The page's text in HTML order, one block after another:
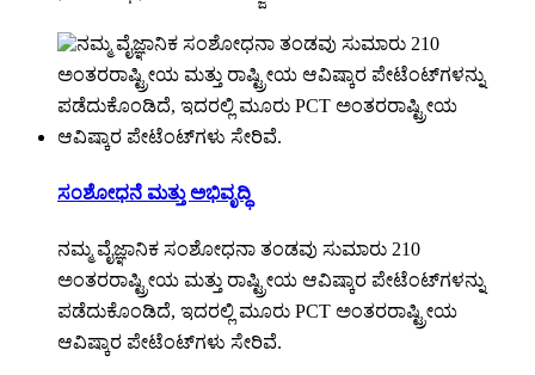
ಸಂಶೋಧನೆ ಮತ್ತು ಅಭಿವೃದ್ಧಿ
ನಮ್ಮ ವೈಜ್ಞಾನಿಕ ಸಂಶೋಧನಾ ತಂಡವು ಸುಮಾರು 210
ಅಂತರರಾಷ್ಟ್ರೀಯ ಮತ್ತು ರಾಷ್ಟ್ರೀಯ ಆವಿಷ್ಕಾರ ಪೇಟೆಂಟ್‌ಗಳನ್ನು
ಪಡೆದುಕೊಂಡಿದೆ, ಇದರಲ್ಲಿ ಮೂರು PCT ಅಂತರರಾಷ್ಟ್ರೀಯ
ಆವಿಷ್ಕಾರ ಪೇಟೆಂಟ್‌ಗಳು ಸೇರಿವೆ.